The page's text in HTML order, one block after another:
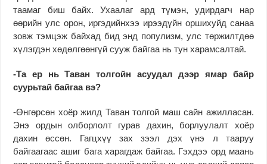
таамаг биш байх. Ухаалаг ард түмэн, удирдагч нар
өөрийн улс орон, иргэдийнхээ ирээдүйн оршихуйд санаа
зовж тэмцэж байхад бид энд популизм, улс төржилтдөө
хүлэгдэн хөдөлгөөнгүй сууж байгаа нь тун харамсалтай.
-Та ер нь Таван толгойн асуудал дээр ямар байр
суурьтай байгаа вэ?
-Өнгөрсөн хоёр жилд Таван толгой маш сайн ажилласан.
Энэ ордын олборлолт гурав дахин, борлуулалт хоёр
дахин өссөн. Гагцхүү зах зээл дэх үнэ л тааруу
байгаагаас ашиг бага харагдаж байгаа. Гэхдээ орд маань